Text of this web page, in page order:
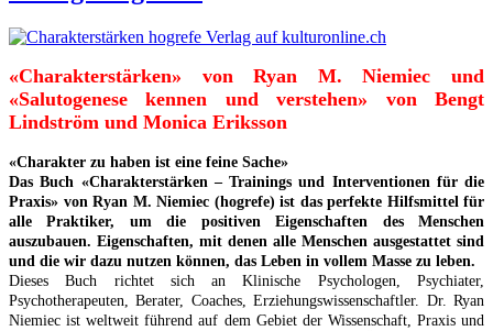
«Charakterstärken» von Ryan M. Niemiec und
«Salutogenese kennen und verstehen» von Bengt
Lindström und Monica Eriksson
«Charakter zu haben ist eine feine Sache»
Das Buch «Charakterstärken – Trainings und Interventionen für die
Praxis» von Ryan M. Niemiec (hogrefe) ist das perfekte Hilfsmittel für
alle Praktiker, um die positiven Eigenschaften des Menschen
auszubauen. Eigenschaften, mit denen alle Menschen ausgestattet sind
und die wir dazu nutzen können, das Leben in vollem Masse zu leben.
Dieses Buch richtet sich an Klinische Psychologen, Psychiater,
Psychotherapeuten, Berater, Coaches, Erziehungswissenschaftler. Dr. Ryan
Niemiec ist weltweit führend auf dem Gebiet der Wissenschaft, Praxis und